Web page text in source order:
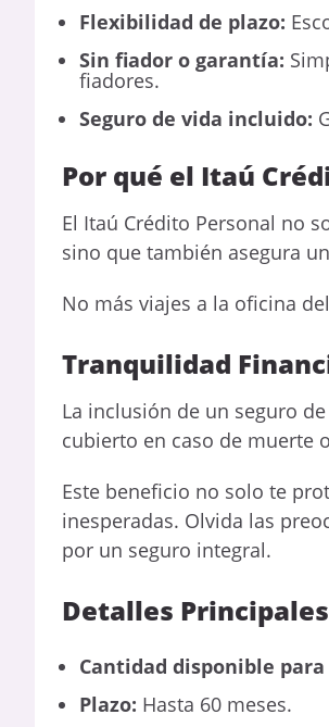
Flexibilidad de plazo:
Sin fiador o garantía:
fiadores.
Seguro de vida incluido:
Por qué el Itaú
El Itaú Crédito Personal no
sino que también asegura
No más viajes a la oficina
Tranquilidad
La inclusión de un seguro
cubierto en caso de muerte
Este beneficio no solo te
inesperadas. Olvida las
por un seguro integral.
Detalles
Cantidad disponible
Plazo: Hasta 60 meses.